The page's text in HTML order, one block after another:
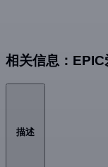
相关信息：
描述